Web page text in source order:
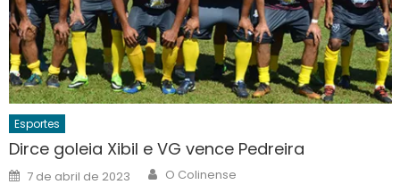
Esportes
Dirce goleia Xibil e VG vence Pedreira
Posted
on
7 de abril de 2023 Author
O Colinense